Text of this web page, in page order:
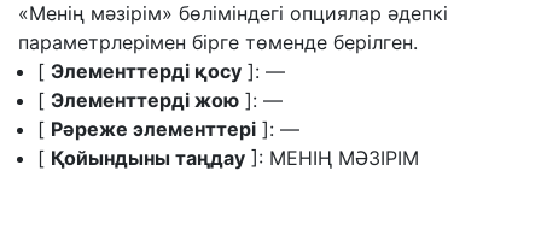
«Менің мәзірім» бөліміндегі опциялар әдепкі
параметрлерімен бірге төменде берілген.
[ Элементтерді қосу ]: —
[ Элементтерді жою ]: —
[ Рәреже элементтері ]: —
[ Қойындыны таңдау ]: МЕНІҢ МӘЗІРІМ